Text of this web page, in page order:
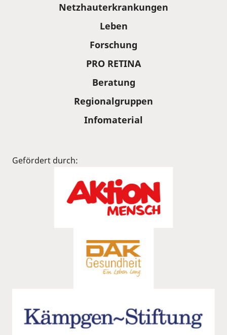
Netzhauterkrankungen
Leben
Forschung
PRO RETINA
Beratung
Regionalgruppen
Infomaterial
Gefördert durch: